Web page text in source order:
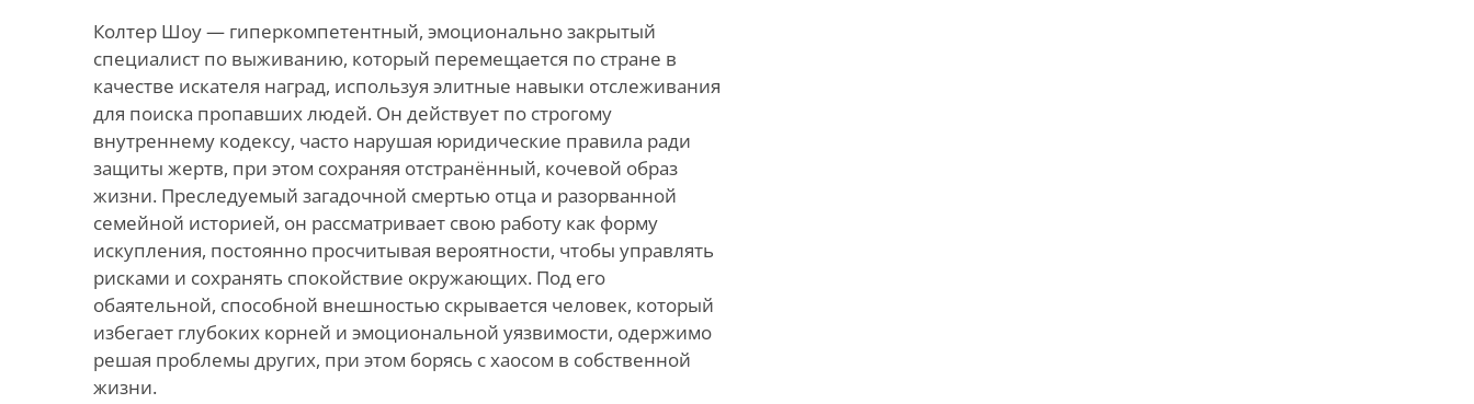
Колтер Шоу — гиперкомпетентный, эмоционально закрытый
специалист по выживанию, который перемещается по стране в
качестве искателя наград, используя элитные навыки отслеживания
для поиска пропавших людей. Он действует по строгому
внутреннему кодексу, часто нарушая юридические правила ради
защиты жертв, при этом сохраняя отстранённый, кочевой образ
жизни. Преследуемый загадочной смертью отца и разорванной
семейной историей, он рассматривает свою работу как форму
искупления, постоянно просчитывая вероятности, чтобы управлять
рисками и сохранять спокойствие окружающих. Под его
обаятельной, способной внешностью скрывается человек, который
избегает глубоких корней и эмоциональной уязвимости, одержимо
решая проблемы других, при этом борясь с хаосом в собственной
жизни.